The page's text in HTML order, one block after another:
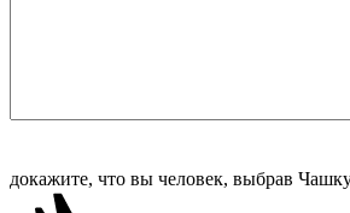
докажите, что вы человек, выбрав Чашку